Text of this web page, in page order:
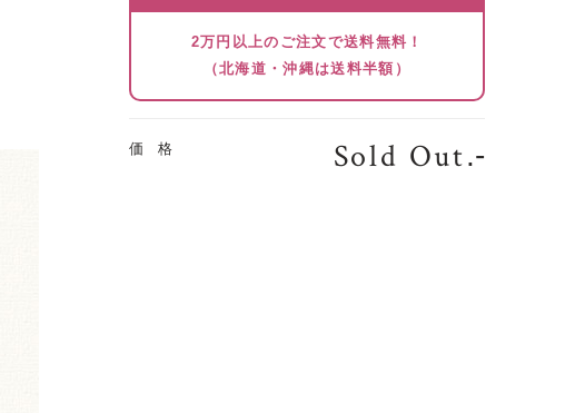
2万円以上のご注文で送料無料！
（北海道・沖縄は送料半額）
価 格 Sold Out.-